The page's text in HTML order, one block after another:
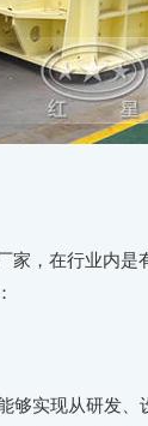
家，在行业内是
实现从研发、